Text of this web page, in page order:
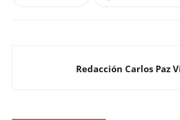
Redacción Carlos Paz